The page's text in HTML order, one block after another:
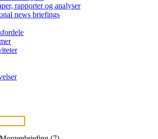
rapporter og analyser
news briefings